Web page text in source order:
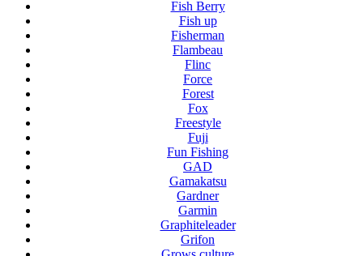
Fish Berry
Fish up
Fisherman
Flambeau
Flinc
Force
Forest
Fox
Freestyle
Fuji
Fun Fishing
GAD
Gamakatsu
Gardner
Garmin
Graphiteleader
Grifon